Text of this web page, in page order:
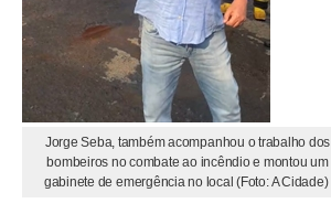
Jorge Seba, também acompanhou o trabalho dos
bombeiros no combate ao incêndio e montou um
gabinete de emergência no local (Foto: A Cidade)